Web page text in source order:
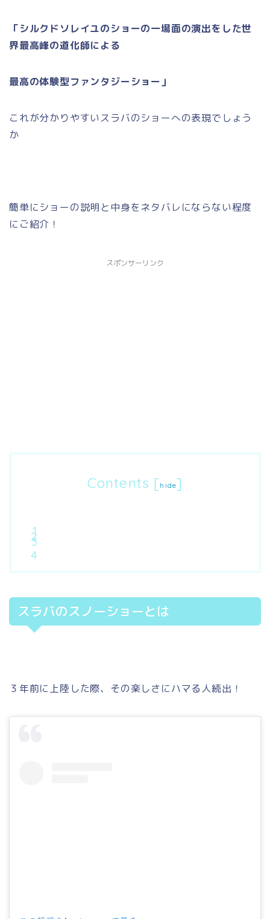
「シルクドソレイユのショーの一場面の演出をした世
界最高峰の道化師による
最高の体験型ファンタジーショー」
これが分かりやすいスラバのショーへの表現でしょう
か
簡単にショーの説明と中身をネタバレにならない程度
にご紹介！
スポンサーリンク
Contents [ hide]
スラバのスノーショーとは
３年前に上陸した際、その楽しさにハマる人続出！